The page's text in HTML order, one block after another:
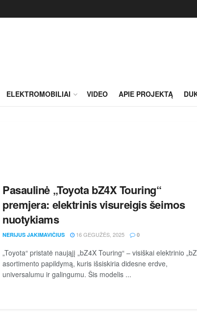
ELEKTROMOBILIAI VIDEO APIE PROJEKTĄ
Pasaulinė „Toyota bZ4X Touring“
premjera: elektrinis visureigis šeimos
nuotykiams
NERIJUS JAKIMAVIČIUS 16 GEGUŽĖS, 2025 0
„Toyota“ pristatė naująjį „bZ4X Touring“ – visiškai elektrinio
asortimento papildymą, kuris išsiskiria didesne erdve,
universalumu ir galingumu. Šis modelis ...